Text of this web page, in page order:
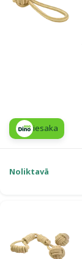
iesaka
Noliktavā